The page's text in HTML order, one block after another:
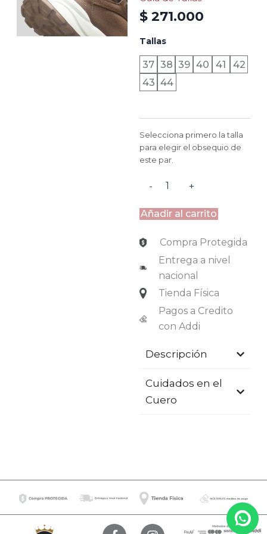
$ 271.000
Tallas
37 38 39 40 41
42
43 44
Selecciona primero la talla
para elegir el obsequio de
este par.
-
DUBAI
-
MADEIRA
COGNAC
cantidad
+
Añadir al carrito
Compra Protegida
Entrega a nivel
nacional
Tienda Física
Pagos a Credito
con Addi
Descripción
Cuidados en el
Cuero
F
I